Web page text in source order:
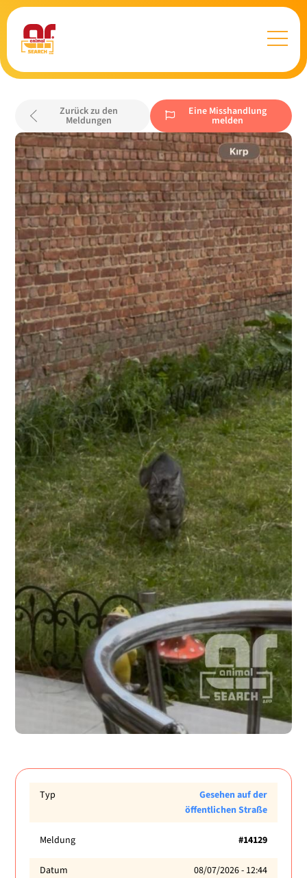
Zurück zu den
Meldungen
Eine Misshandlung
melden
Typ
Gesehen auf der
öffentlichen Straße
Meldung #14129
Datum 08/07/2026 - 12:44